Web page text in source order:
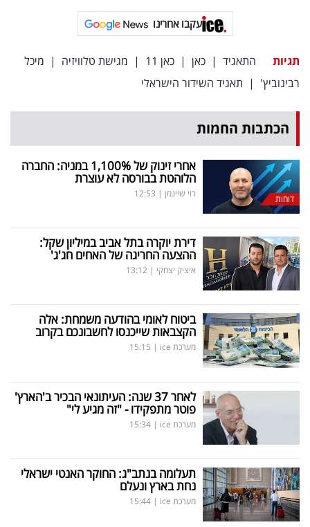
עקבו אחרינו
תגיות התאגיד | כאן | כאן 11 | מגישת טלוויזיה | מיכל
רבינוביץ' | תאגיד השידור הישראלי
הכתבות החמות
דוחות
אחרי זינוק של 1,100% במניה: החברה
הלוהטת בבורסה לא עוצרת
רוי שיינמן |
12:53
דירת יוקרה בתל אביב במיליון שקל:
ההצעה החריגה של האחים חג'ג'
איציק יצחקי |
13:12
ביטוח לאומי בהודעה משמחת: אלה
הקצבאות שייכנסו לחשבונכם בקרוב
מערכת ice |
15:15
לאחר 37 שנה: העיתונאי הבכיר ב'הארץ'
פוטר מתפקידו - "זה מגיע לי"
מערכת ice |
15:34
תעלומה בנתב"ג: החוקר האנטי ישראלי
נחת בארץ ונעלם
מערכת ice |
15:44